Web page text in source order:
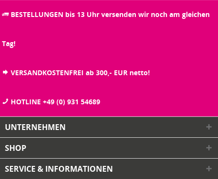
BESTELLUNGEN bis 13 Uhr versenden wir noch am gleichen
Tag!
VERSANDKOSTENFREI ab 300,- EUR netto!
HOTLINE +49 (0) 931 54689
UNTERNEHMEN
SHOP
SERVICE & INFORMATIONEN